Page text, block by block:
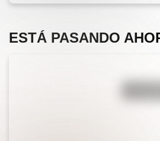
ESTÁ PASANDO
"Quizás"